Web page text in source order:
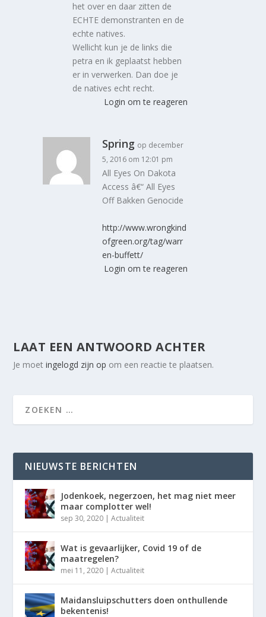
het over en daar zitten de
ECHTE demonstranten en de
echte natives.
Wellicht kun je de links die
petra en ik geplaatst hebben
er in verwerken. Dan doe je
de natives echt recht.
Login om te reageren
Spring op december
5, 2016 om 12:01 pm
All Eyes On Dakota
Access â€“ All Eyes
Off Bakken Genocide
http://www.wrongkind
ofgreen.org/tag/warr
en-buffett/
Login om te reageren
LAAT EEN ANTWOORD ACHTER
Je moetingelogd zijn op om een reactie te plaatsen.
NIEUWSTE BERICHTEN
Jodenkoek, negerzoen, het mag niet meer
maar complotter wel!
sep 30, 2020 |Actualiteit
Wat is gevaarlijker, Covid 19 of de
maatregelen?
mei 11, 2020 |Actualiteit
Maidansluipschutters doen onthullende
bekentenis!